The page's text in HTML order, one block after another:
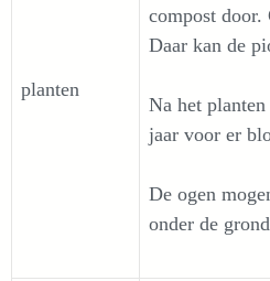
planten
compost door.
Daar kan de
Na het
jaar voor er
De ogen
onder de